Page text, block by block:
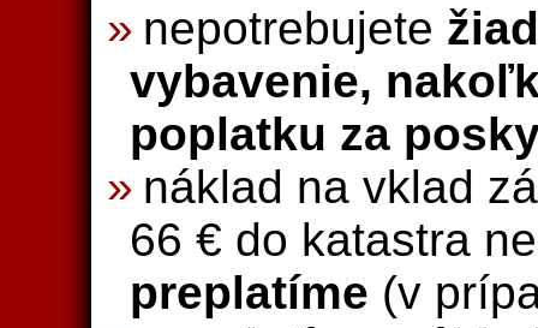
nepotrebujete
vybavenie,
poplatku za
náklad na vklad
66 € do katastra
preplatíme (v